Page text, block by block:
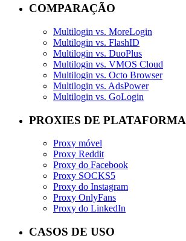
COMPARAÇÃO
Multilogin vs. MoreLogin
Multilogin vs. FlashID
Multilogin vs. DuoPlus
Multilogin vs. VMOS Cloud
Multilogin vs. Octo Browser
Multilogin vs. AdsPower
Multilogin vs. GoLogin
PROXIES DE PLATAFORMA
Proxy móvel
Proxy Reddit
Proxy do Facebook
Proxy SOCKS5
Proxy do Instagram
Proxy OnlyFans
Proxy do LinkedIn
CASOS DE USO